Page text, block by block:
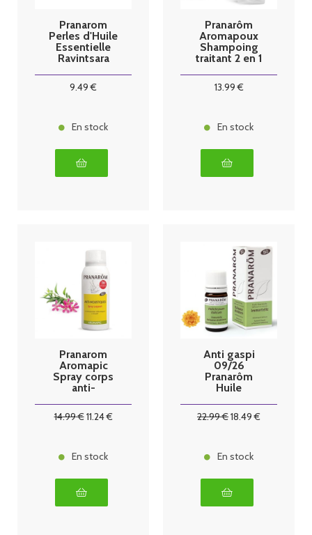
Pranarom
Perles d'Huile
Essentielle
Ravintsara
9.49 €
En stock
Pranarôm
Aromapoux
Shampoing
traitant 2 en 1
13.99€
En stock
Pranarom
Aromapic
Spray corps
anti-
14.99€11.24€
En stock
Anti gaspi
09/26
Pranarôm
Huile
Hélichryse
22.99€18.49 €
En stock